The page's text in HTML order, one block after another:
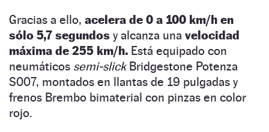
Gracias a ello, acelera de 0 a 100 km/h en
sólo 5,7 segundos y alcanza una velocidad
máxima de 255 km/h. Está equipado con
neumáticos semi-slickBridgestone Potenza
S007, montados en llantas de 19 pulgadas y
frenos Brembo bimaterial con pinzas en color
rojo.